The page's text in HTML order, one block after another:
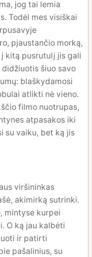
jog tai lemia
Todėl mes visiškai
pjaustančio morką,
kitą pusrutulį jis gali
šiuo savo
blaškydamosi
atlikti nė vieno.
filmo nuotrupas,
atpasakos iki
su vaiku, bet ką jis
viršininkas
akimirką sutrinki.
mintyse kurpei
O ką jau kalbėti
ir patirti
pašalinius, su